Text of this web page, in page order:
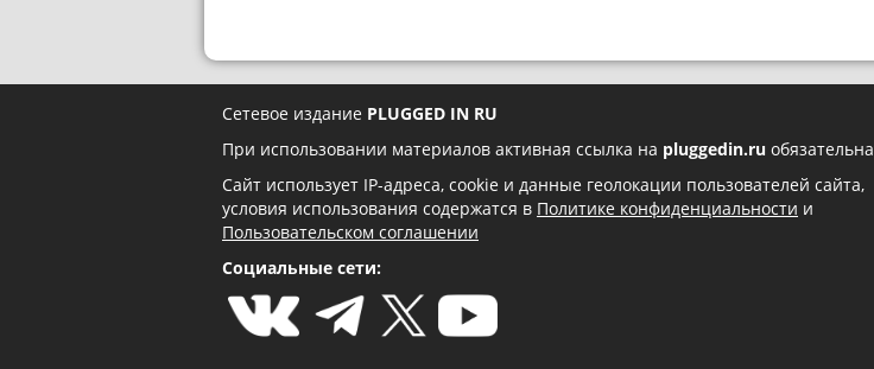
Сетевое издание PLUGGED IN RU
При использовании материалов активная ссылка на pluggedin.ru обязательна
Сайт использует IP-адреса, cookie и данные геолокации пользователей сайта,
условия использования содержатся в Политике конфиденциальности и
Пользовательском соглашении
Социальные сети: